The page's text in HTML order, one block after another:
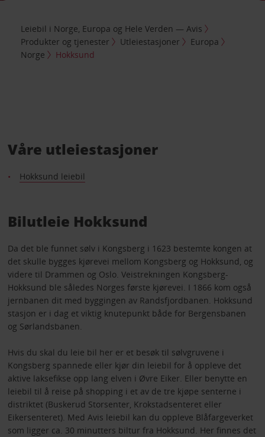
Leiebil i Norge, Europa og Hele Verden — Avis
Produkter og tjenester
Utleiestasjoner
Europa
Norge
Hokksund
Våre utleiestasjoner
Hokksund leiebil
Bilutleie Hokksund
Da det ble funnet sølv i Kongsberg i 1623 bestemte kongen at
det skulle bygges kjørevei mellom Kongsberg og Hokksund, og
videre til Drammen og Oslo. Veistrekningen Kongsberg-
Hokksund ble således Norges første kjørevei. I 1866 kom også
jernbanen dit med byggingen av Randsfjordbanen. Hokksund
stasjon er i dag et viktig knutepunkt både for Bergensbanen
og Sørlandsbanen.
Hvis du skal du leie bil her er et besøk til sølvgruvene i
Kongsberg spannede eller kjør din leiebil for å oppleve det
aktive laksefikse opp lang elven i Øvre Eiker. Eller benytte en
leiebil til å reise på shopping i et av de tre kjøpe senterne i
distriktet (Buskerud Storsenter, Krokstadsenteret eller
Eikersenteret). Med Avis leiebil kan du oppleve Blåfargeverket
som ligger ca. 30 minutters biltur fra Hokksund. Her finnes det